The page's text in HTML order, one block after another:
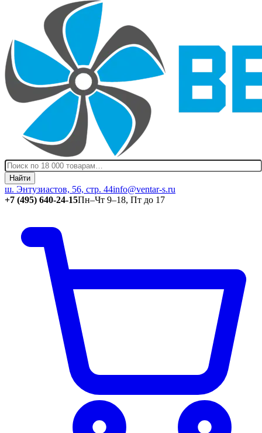
Найти
ш. Энтузиастов, 56, стр. 44info@ventar-s.ru
+7 (495) 640-24-15Пн–Чт 9–18, Пт до 17